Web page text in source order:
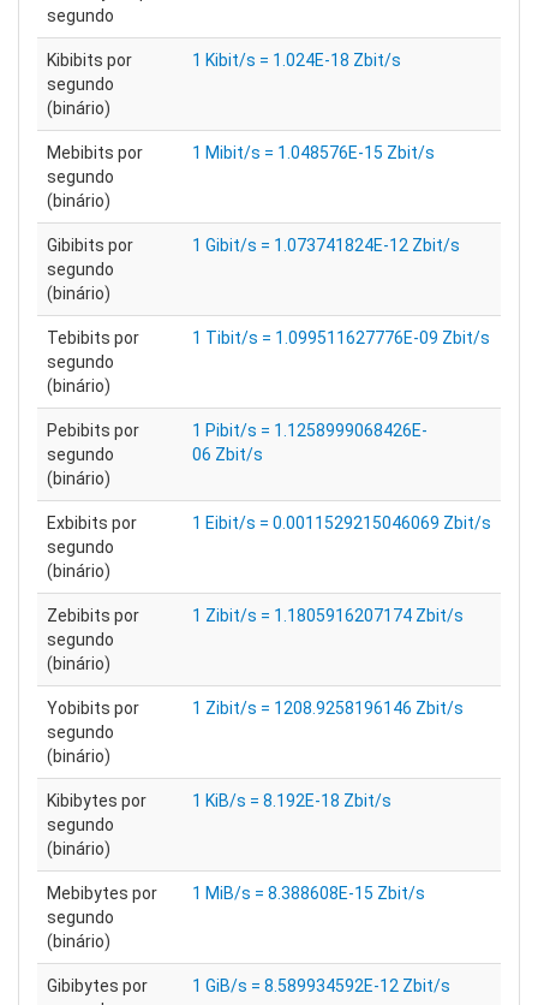
segundo
Kibibits por
segundo
(binário)
1 Kibit/s = 1.024E-18 Zbit/s
Mebibits por
segundo
(binário)
1 Mibit/s = 1.048576E-15 Zbit/s
Gibibits por
segundo
(binário)
1 Gibit/s = 1.073741824E-12 Zbit/s
Tebibits por
segundo
(binário)
1 Tibit/s = 1.099511627776E-09 Zbit/s
Pebibits por
segundo
(binário)
1 Pibit/s = 1.1258999068426E-
06 Zbit/s
Exbibits por
segundo
(binário)
1 Eibit/s = 0.0011529215046069 Zbit/s
Zebibits por
segundo
(binário)
1 Zibit/s = 1.1805916207174 Zbit/s
Yobibits por
segundo
(binário)
1 Zibit/s = 1208.9258196146 Zbit/s
Kibibytes por
segundo
(binário)
1 KiB/s = 8.192E-18 Zbit/s
Mebibytes por
segundo
(binário)
1 MiB/s = 8.388608E-15 Zbit/s
Gibibytes por
1 GiB/s = 8.589934592E-12 Zbit/s